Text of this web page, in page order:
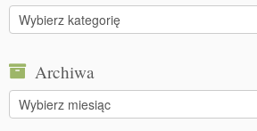
Kategorie
Archiwa
Archiwa